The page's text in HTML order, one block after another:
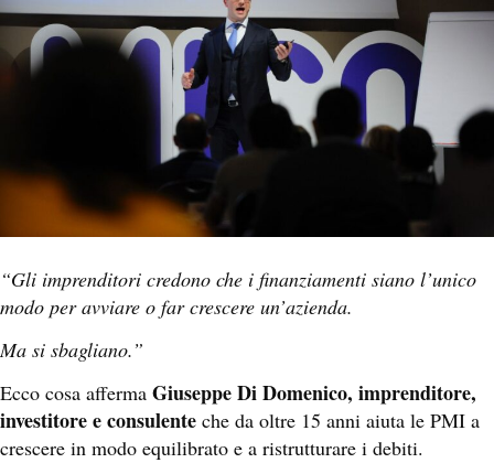
“Gli imprenditori credono che i finanziamenti siano l’unico
modo per avviare o far crescere un’azienda.
Ma si sbagliano.”
Ecco cosa afferma Giuseppe Di Domenico, imprenditore,
investitore e consulente che da oltre 15 anni aiuta le PMI a
crescere in modo equilibrato e a ristrutturare i debiti.